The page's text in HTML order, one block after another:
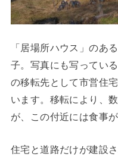
「居場所ハウス」のあ
子。写真にも写ってい
の移転先として市営住
います。移転により、
が、この付近には食事
住宅と道路だけが建設